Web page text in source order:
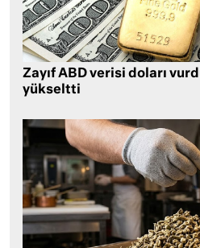
Zayıf ABD verisi doları
yükseltti